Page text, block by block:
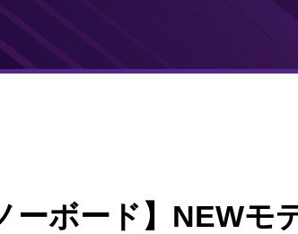
ボード】NEWモ